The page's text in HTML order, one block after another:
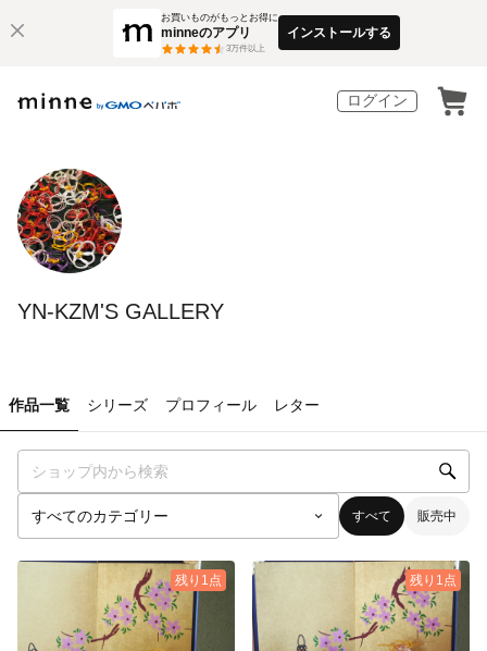
お買いものがもっとお得に
minneのアプリ
3万件以上
インストールする
ログイン
YN-KZM'S GALLERY
作品一覧 シリーズ プロフィール レター
すべて 販売中
残り1点 残り1点